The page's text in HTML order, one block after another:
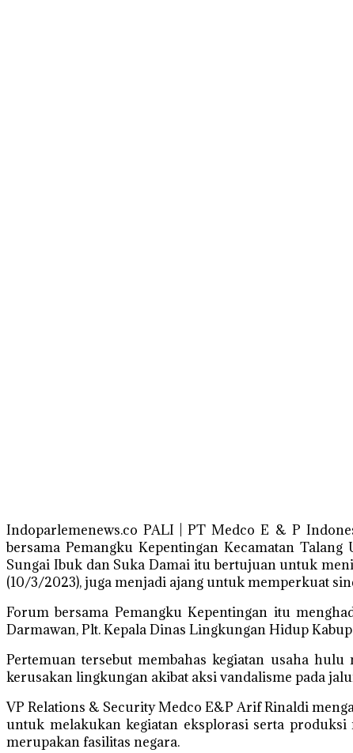
Indoparlemenews.co PALI | PT Medco E & P
bersama Pemangku Kepentingan Kecamatan
Sungai Ibuk dan Suka Damai itu bertujuan untuk
(10/3/2023), juga menjadi ajang untuk memperkuat
Forum bersama Pemangku Kepentingan itu
Darmawan, Plt. Kepala Dinas Lingkungan Hidup
Pertemuan tersebut membahas kegiatan usaha
kerusakan lingkungan akibat aksi vandalisme pada
VP Relations & Security Medco E&P Arif Rinaldi
untuk melakukan kegiatan eksplorasi serta
merupakan fasilitas negara.